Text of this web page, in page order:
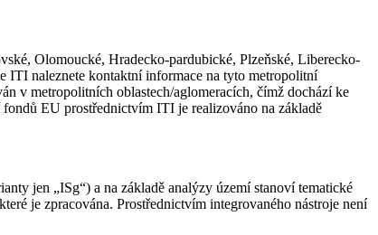
Olomoucké, Hradecko-pardubické, Plzeňské, Liberecko-
ITI naleznete kontaktní informace na tyto metropolitní
v metropolitních oblastech/aglomeracích, čímž dochází ke
EU prostřednictvím ITI je realizováno na základě
jen „ISg“) a na základě analýzy území stanoví tematické
je zpracována. Prostřednictvím integrovaného nástroje není